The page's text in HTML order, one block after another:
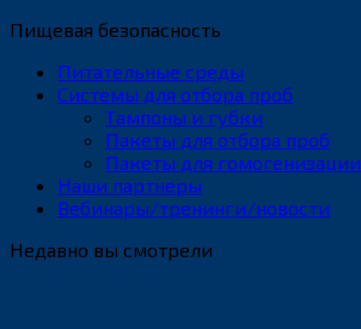
Пищевая безопасность
Питательные среды
Системы для отбора проб
Тампоны и губки
Пакеты для отбора проб
Пакеты для гомогенизации
Наши партнеры
Вебинары/тренинги/новости
Недавно вы смотрели